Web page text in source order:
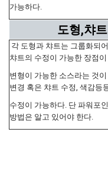
가능하다.
도형,챠
각 도형과 챠트는 그룹화되
챠트의 수정이 가능한 장점
변형이 가능한 소스라는 것
변경 혹은 챠트 수정, 색감등
수정이 가능하다. 단 파워포
방법은 알고 있어야 한다.